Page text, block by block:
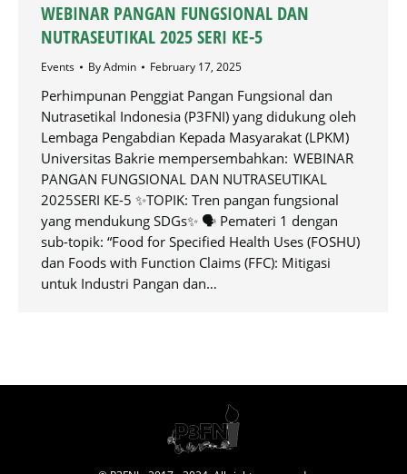
WEBINAR PANGAN FUNGSIONAL DAN
NUTRASEUTIKAL 2025 SERI KE-5
Events ByAdmin February 17, 2025
Perhimpunan Penggiat Pangan Fungsional dan
Nutrasetikal Indonesia (P3FNI) yang didukung oleh
Lembaga Pengabdian Kepada Masyarakat (LPKM)
Universitas Bakrie mempersembahkan: ⁠ WEBINAR
PANGAN FUNGSIONAL DAN NUTRASEUTIKAL
2025SERI KE-5 ✨TOPIK: Tren pangan fungsional
yang mendukung SDGs✨ 🗣 Pemateri 1 dengan
sub-topik: “Food for Specified Health Uses (FOSHU)
dan Foods with Function Claims (FFC): Mitigasi
untuk Industri Pangan dan…